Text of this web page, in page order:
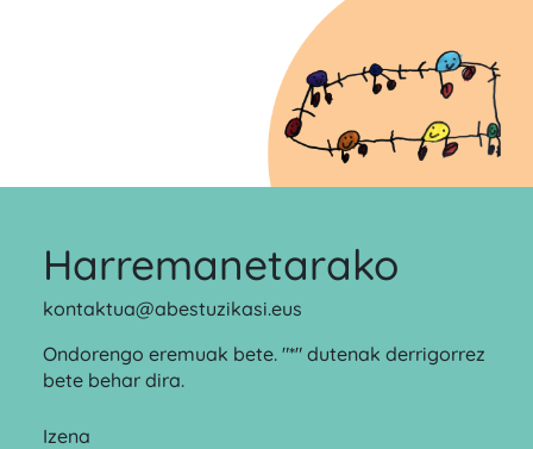
Harremanetarako
kontaktua@abestuzikasi.eus
Ondorengo eremuak bete. "*" dutenak derrigorrez
bete behar dira.
Izena